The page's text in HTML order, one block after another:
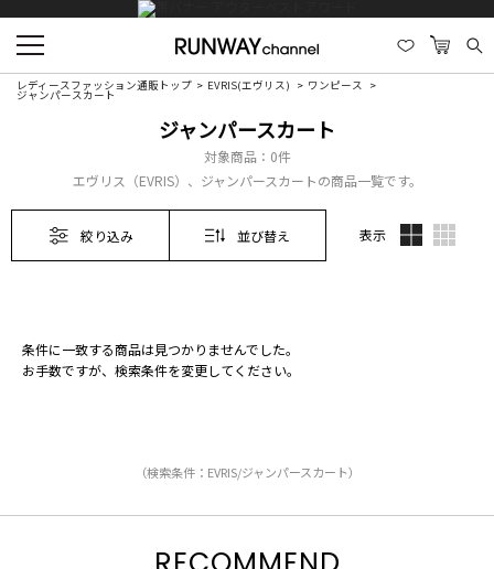
レディースファッション通販トップ EVRIS(エヴリス) ワンピース
ジャンパースカート
ジャンパースカート
対象商品： 0件
エヴリス（EVRIS）、ジャンパースカートの商品一覧です。
絞り込み 並び替え 表示
条件に一致する商品は見つかりませんでした。
お手数ですが、検索条件を変更してください。
（検索条件：EVRIS/ジャンパースカート）